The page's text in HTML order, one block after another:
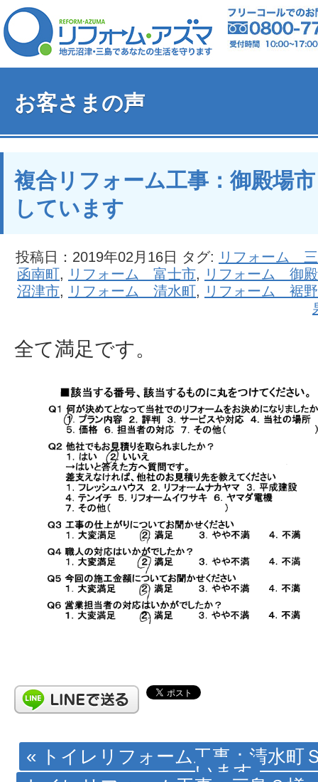
お客さまの声
複合リフォーム工事：御殿場
しています
投稿日：2019年02月16日 タグ: リフォーム
函南町, リフォーム 富士市, リフォーム 御
沼津市, リフォーム 清水町, リフォーム 裾
全て満足です。
« トイレリフォーム工事：清水
います